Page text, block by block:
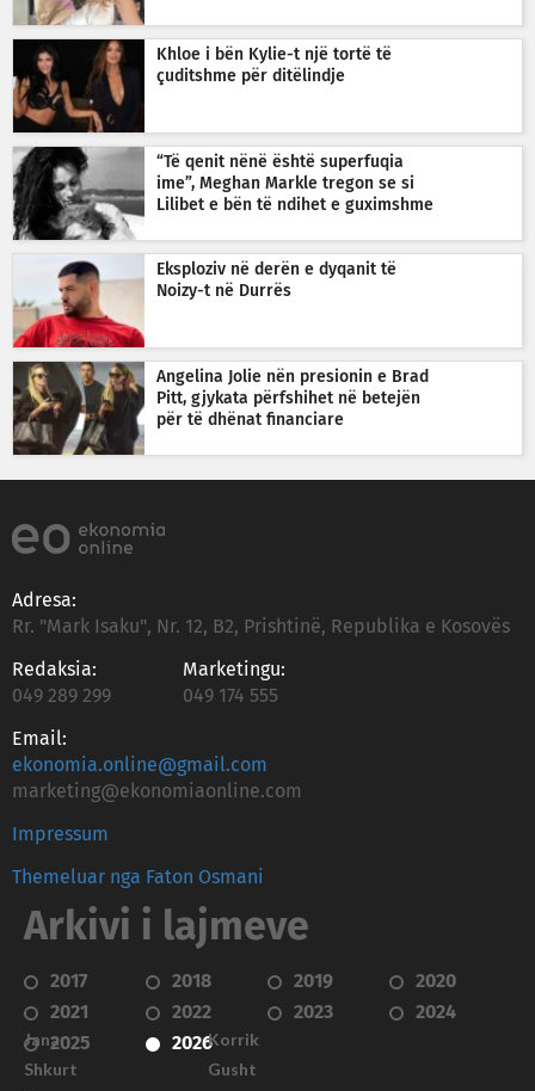
Khloe i bën Kylie-t një tortë të
çuditshme për ditëlindje
“Të qenit nënë është superfuqia
ime”, Meghan Markle tregon se si
Lilibet e bën të ndihet e guximshme
Eksploziv në derën e dyqanit të
Noizy-t në Durrës
Angelina Jolie nën presionin e Brad
Pitt, gjykata përfshihet në betejën
për të dhënat financiare
Adresa:
Rr. "Mark Isaku", Nr. 12, B2, Prishtinë, Republika e Kosovës
Redaksia:
049 289 299
Marketingu:
049 174 555
Email:
ekonomia.online@gmail.com
marketing@ekonomiaonline.com
Impressum
Themeluar nga Faton Osmani
Arkivi i lajmeve
2017 2018 2019
2020
2021
2022 2023
2024
2025
2026
Janar
Shkurt
Korrik
Gusht